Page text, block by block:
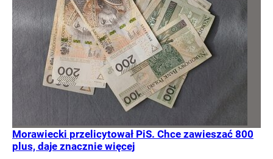
Morawiecki przelicytował PiS. Chce zawieszać 800
plus, daje znacznie więcej